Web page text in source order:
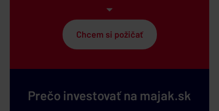
Chcem si požičať
Prečo investovať na majak.sk